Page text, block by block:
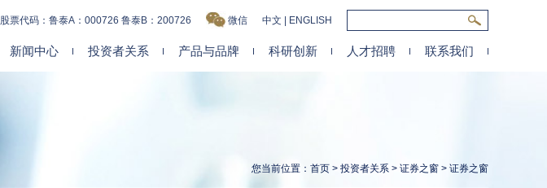
中文 ENGLISH
微信
股票代码：鲁泰A：000726 鲁泰B：200726
新闻中心 投资者关系 产品与品牌 科研创新 人才招聘 联系我们
您当前位置： 首页 > 投资者关系 > 证券之窗 > 证券之窗